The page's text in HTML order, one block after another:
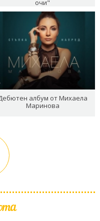
очи"
албум от Михаела
Маринова